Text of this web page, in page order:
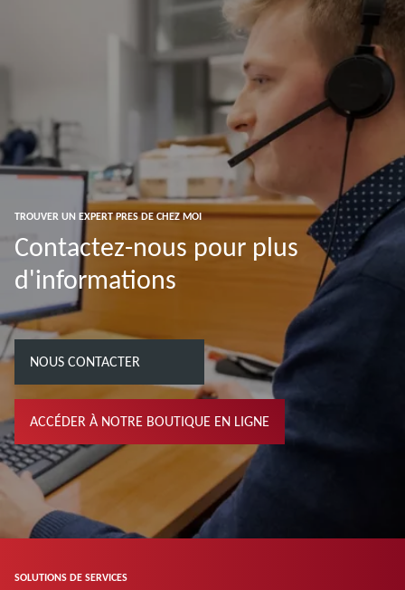
TROUVER UN EXPERT PRES DE CHEZ MOI
Contactez-nous pour plus
d'informations
NOUS CONTACTER
ACCÉDER À NOTRE BOUTIQUE EN LIGNE
SOLUTIONS DE SERVICES